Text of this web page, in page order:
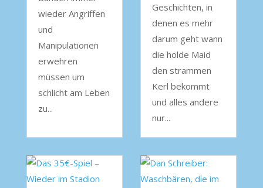
wieder Angriffen
und
Manipulationen
erwehren
müssen um
schlicht am Leben
zu...
Geschichten, in
denen es mehr
darum geht wann
die holde Maid
den strammen
Kerl bekommt
und alles andere
nur...